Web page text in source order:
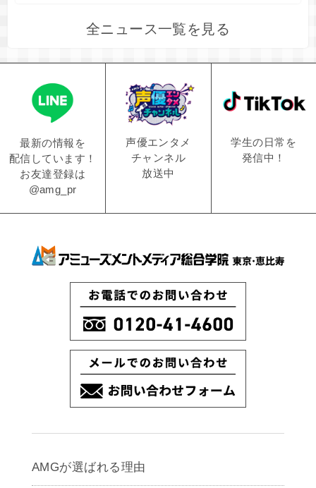
全ニュース一覧を見る
最新の情報を
配信しています！
お友達登録は
@amg_pr
声優エンタメ
チャンネル
放送中
学生の日常を
発信中！
AMGが選ばれる理由